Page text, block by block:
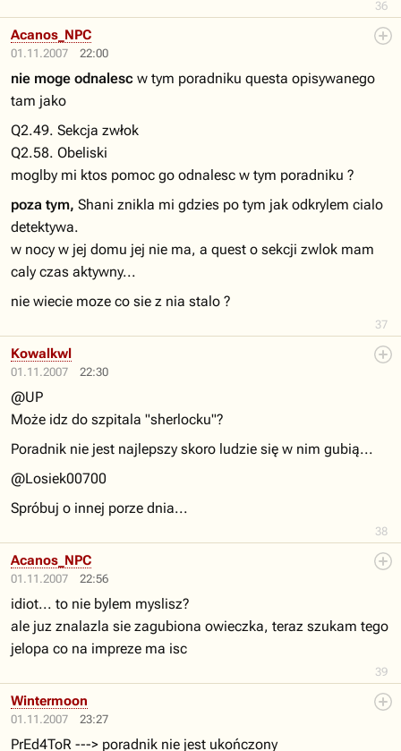
36
01.11.2007 22:00
37
Acanos_NPC
nie moge odnalesc w tym poradniku questa opisywanego
tam jako
Q2.49. Sekcja zwłok
Q2.58. Obeliski
moglby mi ktos pomoc go odnalesc w tym poradniku ?
poza tym, Shani znikla mi gdzies po tym jak odkrylem cialo
detektywa.
w nocy w jej domu jej nie ma, a quest o sekcji zwlok mam
caly czas aktywny...
nie wiecie moze co sie z nia stalo ?
01.11.2007 22:30
38
Kowalkwl
@UP
Może idz do szpitala "sherlocku"?
Poradnik nie jest najlepszy skoro ludzie się w nim gubią...
@Losiek00700
Spróbuj o innej porze dnia...
01.11.2007 22:56
39
Acanos_NPC
idiot... to nie bylem myslisz?
ale juz znalazla sie zagubiona owieczka, teraz szukam tego
jelopa co na impreze ma isc
01.11.2007 23:27
Wintermoon
PrEd4ToR ---> poradnik nie jest ukończony